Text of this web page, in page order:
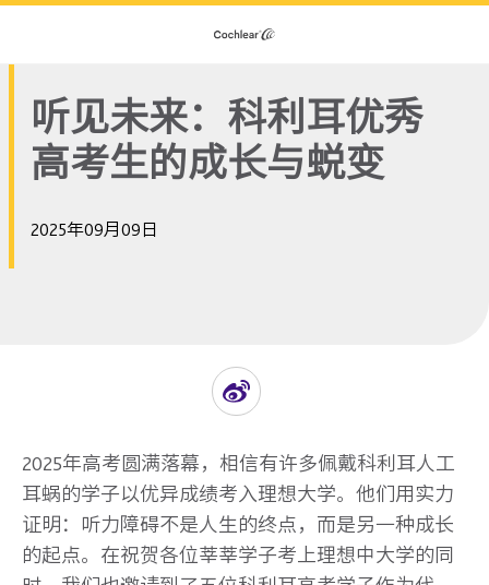
听见未来：科利耳优秀
高考生的成长与蜕变
2025年09月09日
2025年高考圆满落幕，相信有许多佩戴科利耳人工
耳蜗的学子以优异成绩考入理想大学。他们用实力
证明：听力障碍不是人生的终点，而是另一种成长
的起点。在祝贺各位莘莘学子考上理想中大学的同